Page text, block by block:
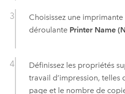
Choisissez une
déroulante Printer Name
Définissez les propriétés
travail d’impression, telles
page et le nombre de